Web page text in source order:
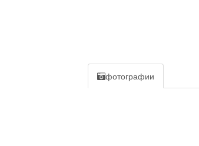
фотографии